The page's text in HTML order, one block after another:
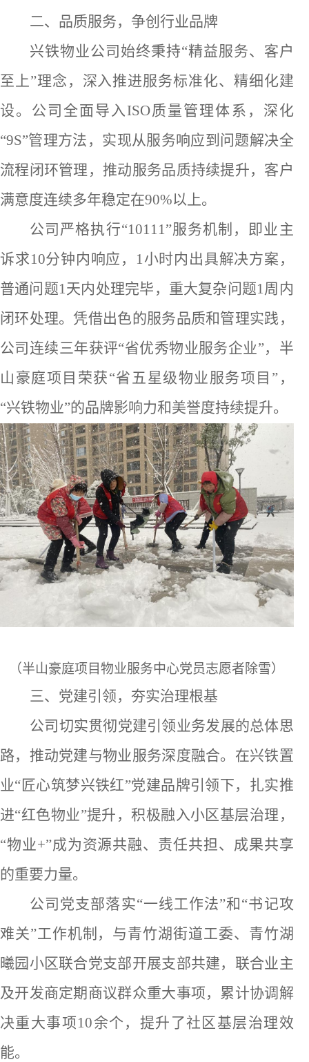
二、 品质服务， 争创 行业品牌
兴铁物业公司 始终秉持“精益服务、客户
至上”理念， 深入推进服务标准化、精细化建
设。 公司 全面导入 ISO质量管理体系，深化
“9S”管理方法，实现从服务响应到问题解决全
流程闭环管理，推动服务品质持续提升，客户
满意度连续多年稳定在90%以上。
公司严格执行“10111”服务机制，即业主
诉求10分钟内响应，1小时内出具解决方案，
普通问题1 天内处理完毕，重大复杂问题1周内
闭环处理。凭借出色的服务品质和管理实践，
公司 连续三年获评“省优秀物业服务企业”，半
山豪庭项目荣获“省五星级物业服务项目” ，
“兴铁物业”的品牌影响力和美誉度持续提升。
（半山豪庭项目物业服务中心党员志愿者除雪）
三、党建引领，夯实治理根基
公司 切实贯彻党建引领业务发展的总体思
路，推动党建与物业服务深度融合。在兴铁置
业“匠心筑梦兴铁红”党建品牌引领下，扎实推
进“红色物业”提升，积极融入小区基层治理，
“物业+”成为资源共融、责任共担、成果共享
的重要力量。
公司党支部落实“一线工作法”和 “书记攻
难关”工作机制， 与青竹湖街道工委、青竹湖
曦园小区联合党支部开展支部共建，联合业主
及开发商定期商议群众重大事项，累计协调解
决重大事项 10余个， 提升了社区基层治理效
能。